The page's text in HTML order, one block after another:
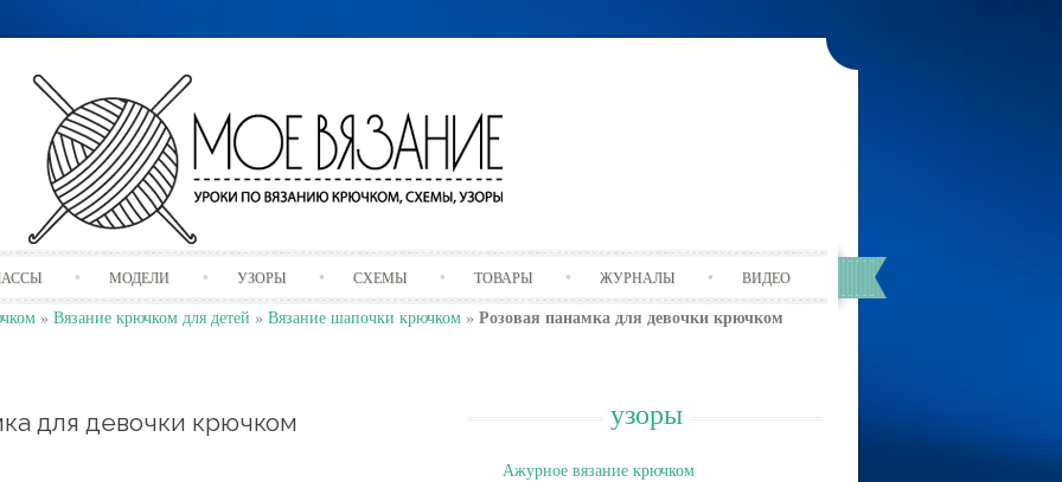
Skip
to
content
МОДЕЛИ УЗОРЫ СХЕМЫ ТОВАРЫ ЖУРНАЛЫ ВИДЕО
» Вязание крючком для детей » Вязание шапочки крючком» Розовая панамка для девочки крючком
для девочки крючком узоры
Ажурное вязание крючком